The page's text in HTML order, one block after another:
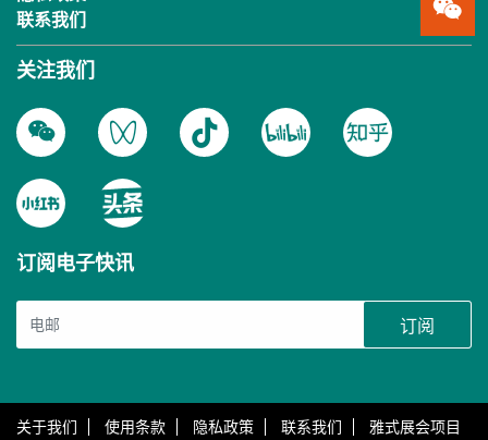
联系我们
关注我们
订阅电子快讯
订阅
关于我们 使用条款 隐私政策 联系我们
雅式展会项目